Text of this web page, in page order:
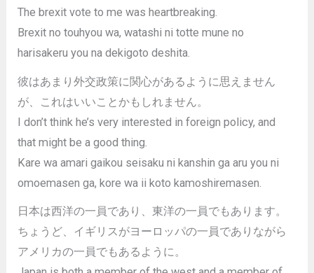
The brexit vote to me was heartbreaking.
Brexit no touhyou wa, watashi ni totte mune no
harisakeru you na dekigoto deshita.
彼はあまり外交政策に関心があるように思えません
が、これはいいことかもしれません。
I don’t think he’s very interested in foreign policy, and
that might be a good thing.
Kare wa amari gaikou seisaku ni kanshin ga aru you ni
omoemasen ga, kore wa ii koto kamoshiremasen.
日本は西洋の一員であり、東洋の一員でもあります。
ちょうど、イギリスがヨーロッパの一員でありながら
アメリカの一員でもあるように。